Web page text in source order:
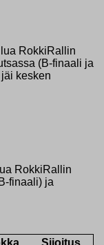
RokkiRallin
(B-finaali ja
kesken
RokkiRallin
finaali) ja